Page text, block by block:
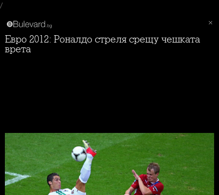
/
Евро 2012: Роналдо стреля срещу чешката
врета